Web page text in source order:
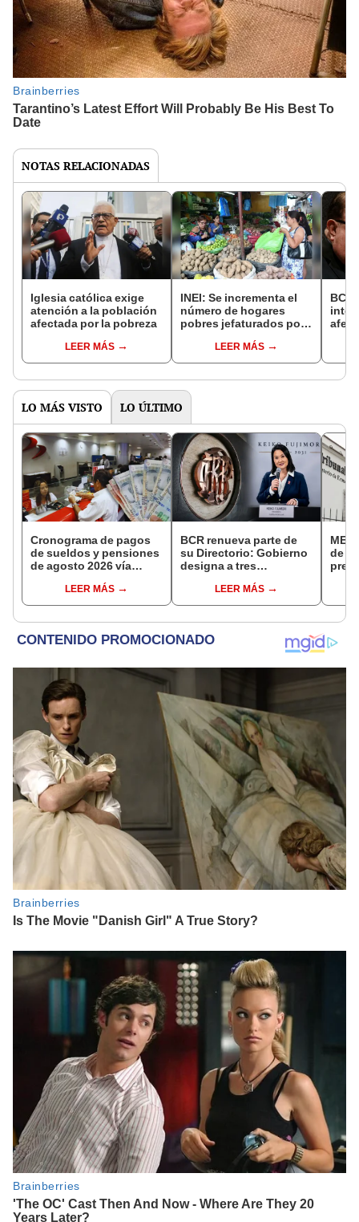
NOTAS RELACIONADAS
Iglesia católica exige
atención a la población
afectada por la pobreza
LEER MÁS
INEI: Se incrementa el
número de hogares
pobres jefaturados por
LEER MÁS
LO MÁS VISTO LO ÚLTIMO
Cronograma de pagos
de sueldos y pensiones
de agosto 2026 vía
conoce las fechas de
depósito
LEER MÁS
BCR renueva parte de
su Directorio: Gobierno
designa a tres
EjecutivoLEER MÁS
MEF
de la